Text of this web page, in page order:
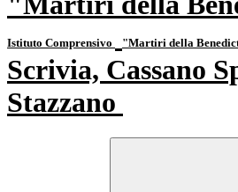
Istituto Comprensivo "Martiri della
Scrivia, Cassano
Stazzano